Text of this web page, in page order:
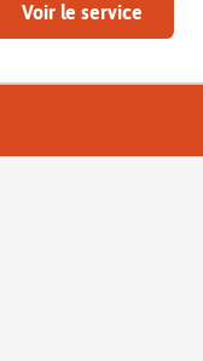
Voir le service